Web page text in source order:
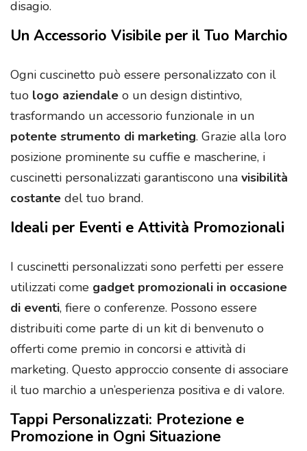
disagio.
Un Accessorio Visibile per il Tuo Marchio
Ogni cuscinetto può essere personalizzato con il
tuo logo aziendale o un design distintivo,
trasformando un accessorio funzionale in un
potente strumento di marketing. Grazie alla loro
posizione prominente su cuffie e mascherine, i
cuscinetti personalizzati garantiscono una visibilità
costante del tuo brand.
Ideali per Eventi e Attività Promozionali
I cuscinetti personalizzati sono perfetti per essere
utilizzati come gadget promozionali in occasione
di eventi, fiere o conferenze. Possono essere
distribuiti come parte di un kit di benvenuto o
offerti come premio in concorsi e attività di
marketing. Questo approccio consente di associare
il tuo marchio a un’esperienza positiva e di valore.
Tappi Personalizzati: Protezione e
Promozione in Ogni Situazione